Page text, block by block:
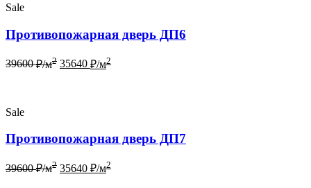
Sale
Противопожарная дверь ДП6
39600₽/м2 35640 ₽/м2
Sale
Противопожарная дверь ДП7
39600₽/м2 35640 ₽/м2